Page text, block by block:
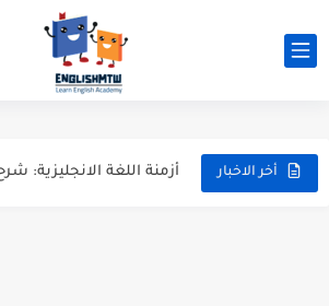
أخر الاخبار قواعد اللغة الانجليزية: